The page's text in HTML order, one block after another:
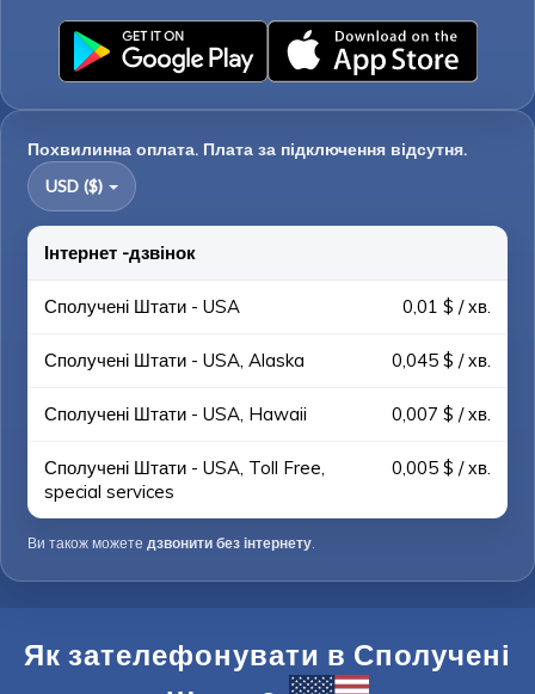
Похвилинна оплата. Плата за підключення відсутня.
USD ($)
Інтернет -дзвінок
Сполучені Штати - USA 0,01 $ / хв.
Сполучені Штати - USA, Alaska 0,045 $ / хв.
Сполучені Штати - USA, Hawaii 0,007 $ / хв.
Сполучені Штати - USA, Toll Free,
special services
0,005 $ / хв.
Ви також можете дзвонити без інтернету.
Як зателефонувати в Сполучені